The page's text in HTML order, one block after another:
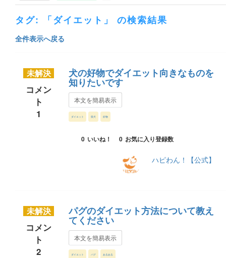
タグ: 「ダイエット」 の検索結果
全件表示へ戻る
未解決
コメン
ト
1
犬の好物でダイエット向きなものを
知りたいです
本文を簡易表示
ダイエット 柴犬 好物
0 いいね！ 0 お気に入り登録数
ハピわん！【公式】
未解決
コメン
ト
2
パグのダイエット方法について教え
てください
本文を簡易表示
ダイエット パグ あるある